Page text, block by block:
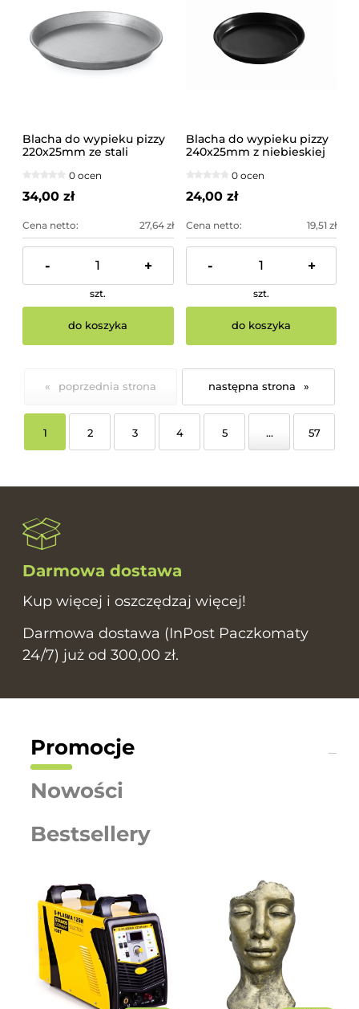
Blacha do wypieku pizzy
220x25mm ze stali
0 ocen
34,00 zł
Cena netto: 27,64 zł
- +
szt.
do koszyka
Blacha do wypieku pizzy
240x25mm z niebieskiej
0 ocen
24,00 zł
Cena netto: 19,51 zł
- +
szt.
do koszyka
«
1 2 3 4 5 ... 57
»
Darmowa dostawa
Kup więcej i oszczędzaj więcej!
Darmowa dostawa (InPost Paczkomaty
24/7) już od 300,00 zł.
Promocje
Nowości
Bestsellery